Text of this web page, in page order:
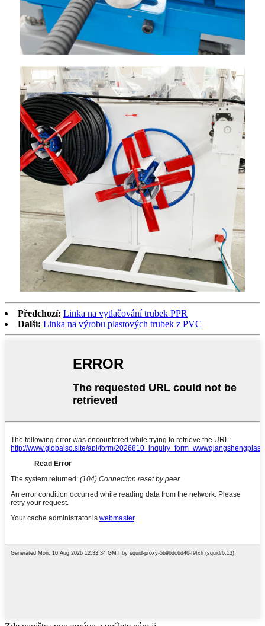
Předchozí: Linka na vytlačování trubek PPR
Další: Linka na výrobu plastových trubek z PVC